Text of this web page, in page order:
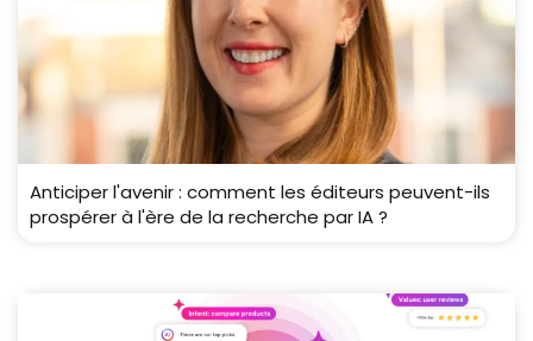
Anticiper l'avenir : comment les éditeurs peuvent-ils
prospérer à l'ère de la recherche par IA ?